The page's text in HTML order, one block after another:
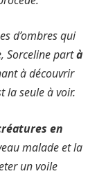
d’ombres qui
Sorceline partà
à découvrir
la seule à voir.
en
malade et la
un voile